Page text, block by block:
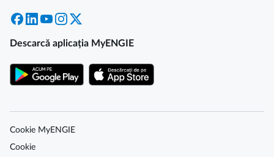
Facebook
LinkedInYouTubeInstagram
Descarcă aplicația MyENGIE
Cookie MyENGIE
Cookie